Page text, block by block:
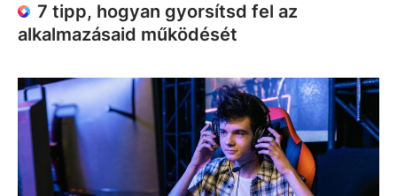
7 tipp, hogyan gyorsítsd fel az
alkalmazásaid működését